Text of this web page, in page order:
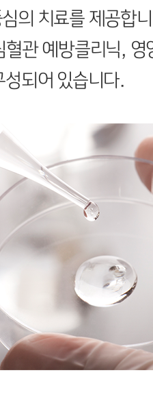
의 치료를 제공합
혈관 예방클리닉,
되어 있습니다.